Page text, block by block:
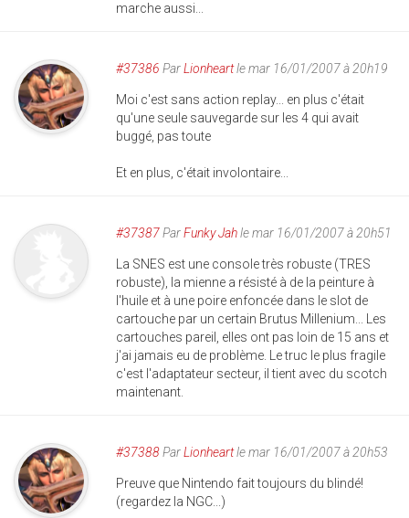
marche aussi...
#37386 ParLionheartle mar 16/01/2007 à 20h19
Moi c'est sans action replay... en plus c'était
qu'une seule sauvegarde sur les 4 qui avait
buggé, pas toute
Et en plus, c'était involontaire...
#37387ParFunky Jahle mar 16/01/2007 à 20h51
La SNES est une console très robuste (TRES
robuste), la mienne a résisté à de la peinture à
l'huile et à une poire enfoncée dans le slot de
cartouche par un certain Brutus Millenium... Les
cartouches pareil, elles ont pas loin de 15 ans et
j'ai jamais eu de problème. Le truc le plus fragile
c'est l'adaptateur secteur, il tient avec du scotch
maintenant.
#37388ParLionheartle mar 16/01/2007 à 20h53
Preuve que Nintendo fait toujours du blindé!
(regardez la NGC...)